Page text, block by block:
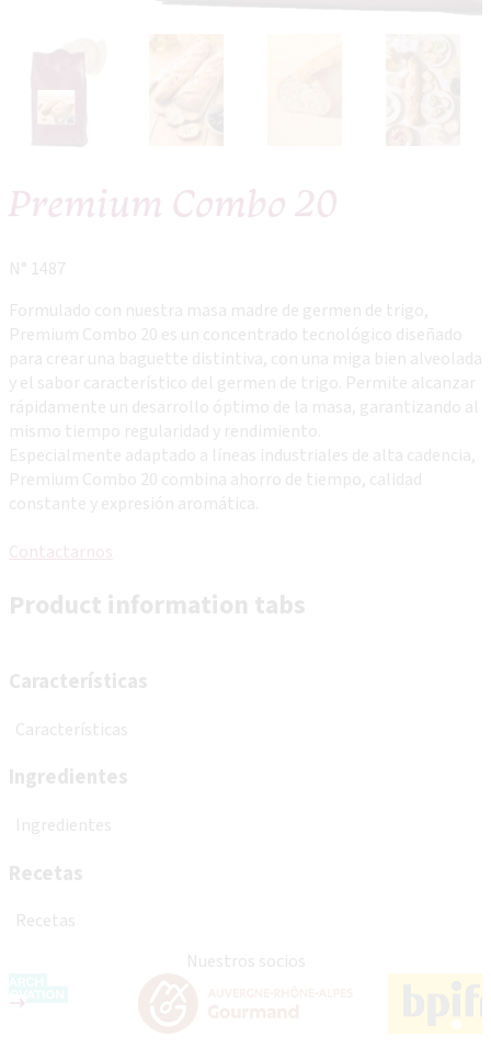
Premium Combo 20
N° 1487
Formulado con nuestra masa madre de germen de trigo,
Premium Combo 20 es un concentrado tecnológico diseñado
para crear una baguette distintiva, con una miga bien alveolada
y el sabor característico del germen de trigo. Permite alcanzar
rápidamente un desarrollo óptimo de la masa, garantizando al
mismo tiempo regularidad y rendimiento.
Especialmente adaptado a líneas industriales de alta cadencia,
Premium Combo 20 combina ahorro de tiempo, calidad
constante y expresión aromática.
Contactarnos
Product information tabs
Características
Características
Ingredientes
Ingredientes
Recetas
Recetas
Nuestros socios